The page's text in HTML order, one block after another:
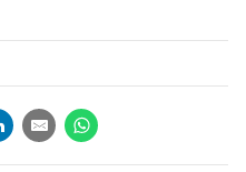
IT EN